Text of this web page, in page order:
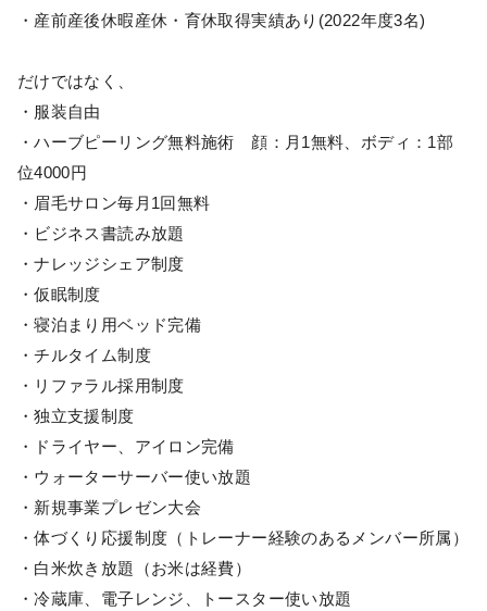
・産前産後休暇産休・育休取得実績あり(2022年度3名)
だけではなく、
・服装自由
・ハーブピーリング無料施術 顔：月1無料、ボディ：1部
位4000円
・眉毛サロン毎月1回無料
・ビジネス書読み放題
・ナレッジシェア制度
・仮眠制度
・寝泊まり用ベッド完備
・チルタイム制度
・リファラル採用制度
・独立支援制度
・ドライヤー、アイロン完備
・ウォーターサーバー使い放題
・新規事業プレゼン大会
・体づくり応援制度（トレーナー経験のあるメンバー所属）
・白米炊き放題（お米は経費）
・冷蔵庫、電子レンジ、トースター使い放題